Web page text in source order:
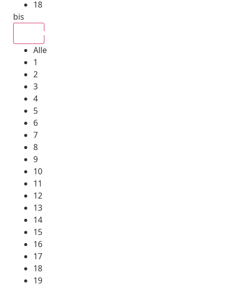
18
bis
Alle
1
2
3
4
5
6
7
8
9
10
11
12
13
14
15
16
17
18
19